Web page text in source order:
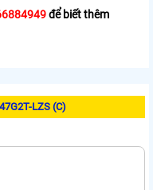
để biết thêm
LZS (C)